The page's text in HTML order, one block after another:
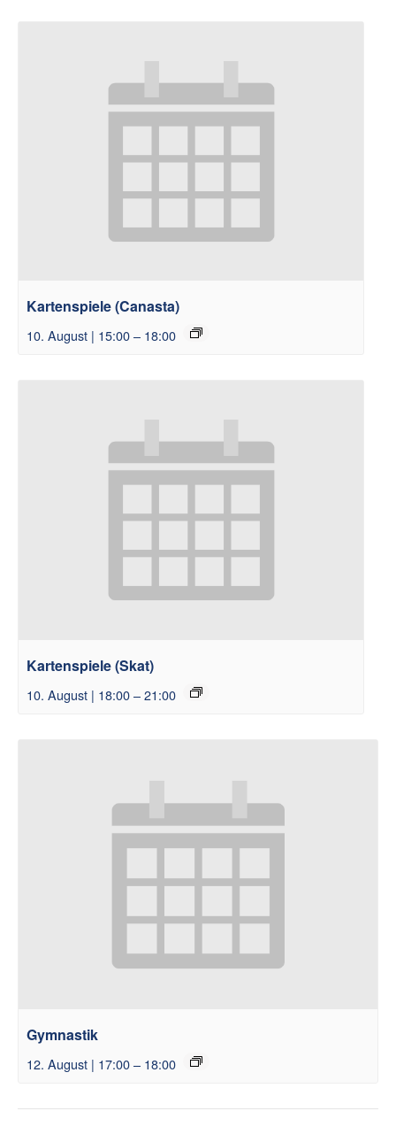
Kartenspiele (Canasta)
10. August | 15:00– 18:00
Kartenspiele (Skat)
10. August | 18:00–21:00
Gymnastik
12. August | 17:00– 18:00